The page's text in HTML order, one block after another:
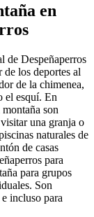
en
de Despeñaperros
de los deportes al
de la chimenea,
el esquí. En
son
una granja o
naturales de
de casas
para
para grupos
Son
incluso para